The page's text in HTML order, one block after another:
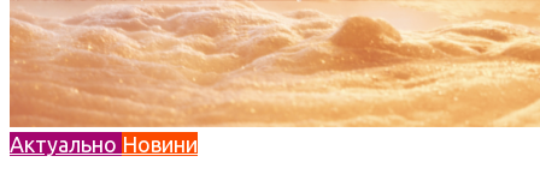
Актуально Новини